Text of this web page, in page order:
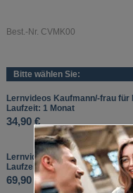
Best.-Nr. CVMK00
Bitte wählen Sie:
Lernvideos Kaufmann/-frau
Laufzeit: 1 Monat
34,90 €
Lernvideos Kaufmann/-frau
Laufzeit: 3 Monate
69,90 €